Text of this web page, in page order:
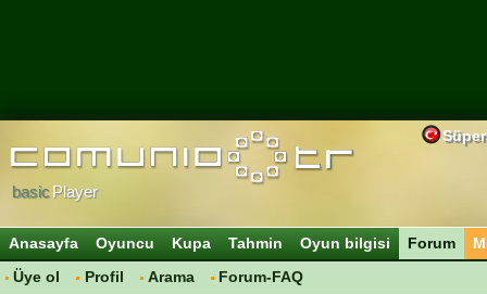
basicPlayer
Anasayfa Oyuncu Kupa Tahmin Oyun bilgisi
Forum
Üye ol
Profil Arama Forum-FAQ